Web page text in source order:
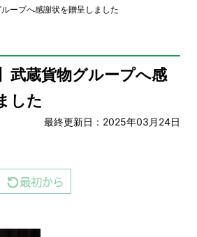
ループへ感謝状を贈呈しました
武蔵貨物グループへ感
した
最終更新日：2025年03月24日